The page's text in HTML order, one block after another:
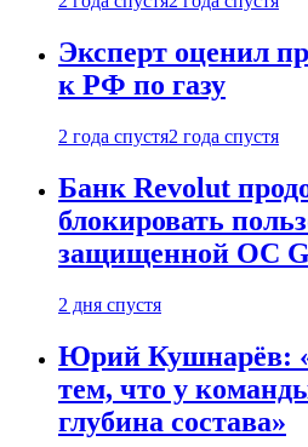
Эксперт оценил
к РФ по газу
2 года спустя2 года спустя
Банк Revolut
блокировать
защищенной ОС
2 дня спустя
Юрий Кушнарёв:
тем, что у
глубина состава»